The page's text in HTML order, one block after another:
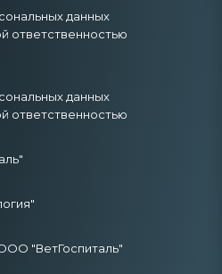
данных
ответственностью
данных
ответственностью
"ВетГоспиталь"